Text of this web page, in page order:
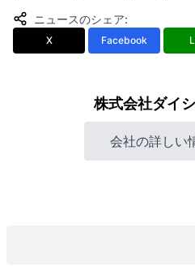
ニュースのシェア:
X Facebook
株式会社ダイ
会社の詳しい